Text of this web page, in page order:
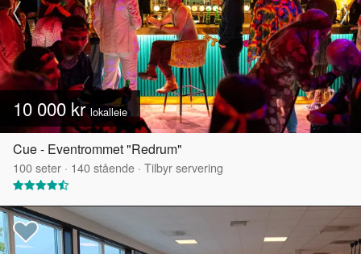
10 000 krlokalleie
Cue - Eventrommet "Redrum"
100seter · 140stående · Tilbyr servering